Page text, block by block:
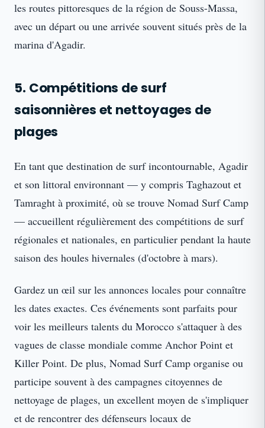
les routes pittoresques de la région de Souss-Massa,
avec un départ ou une arrivée souvent situés près de la
marina d'Agadir.
5. Compétitions de surf
saisonnières et nettoyages de
plages
En tant que destination de surf incontournable, Agadir
et son littoral environnant — y compris Taghazout et
Tamraght à proximité, où se trouve Nomad Surf Camp
— accueillent régulièrement des compétitions de surf
régionales et nationales, en particulier pendant la haute
saison des houles hivernales (d'octobre à mars).
Gardez un œil sur les annonces locales pour connaître
les dates exactes. Ces événements sont parfaits pour
voir les meilleurs talents du Morocco s'attaquer à des
vagues de classe mondiale comme Anchor Point et
Killer Point. De plus, Nomad Surf Camp organise ou
participe souvent à des campagnes citoyennes de
nettoyage de plages, un excellent moyen de s'impliquer
et de rencontrer des défenseurs locaux de